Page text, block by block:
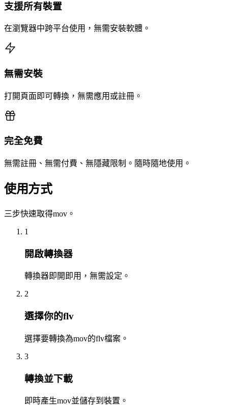
支援所有裝置
在瀏覽器中跨平台使用，無需安裝軟體。
無需安裝
打開頁面即可轉換，無需應用或註冊。
完全免費
無需註冊、無需付費、無隱藏限制。隨時隨地使用。
使用方式
三步快速取得mov。
1
開啟轉換器
轉換器即開即用，無需設定。
2
選擇你的flv
選擇要轉換為mov的flv檔案。
3
轉換並下載
即時產生mov並儲存到裝置。